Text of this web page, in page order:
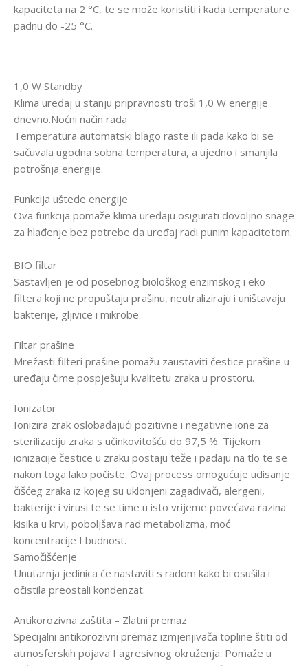
kapaciteta na 2 °C, te se može koristiti i kada temperature
padnu do -25 °C.
1,0 W Standby
Klima uređaj u stanju pripravnosti troši 1,0 W energije
dnevno.Noćni način rada
Temperatura automatski blago raste ili pada kako bi se
sačuvala ugodna sobna temperatura, a ujedno i smanjila
potrošnja energije.
Funkcija uštede energije
Ova funkcija pomaže klima uređaju osigurati dovoljno snage
za hlađenje bez potrebe da uređaj radi punim kapacitetom.
BIO filtar
Sastavljen je od posebnog biološkog enzimskog i eko
filtera koji ne propuštaju prašinu, neutraliziraju i uništavaju
bakterije, gljivice i mikrobe.
Filtar prašine
Mrežasti filteri prašine pomažu zaustaviti čestice prašine u
uređaju čime pospješuju kvalitetu zraka u prostoru.
Ionizator
Ionizira zrak oslobađajući pozitivne i negativne ione za
sterilizaciju zraka s učinkovitošću do 97,5 %. Tijekom
ionizacije čestice u zraku postaju teže i padaju na tlo te se
nakon toga lako počiste. Ovaj process omogućuje udisanje
čišćeg zraka iz kojeg su uklonjeni zagađivači, alergeni,
bakterije i virusi te se time u isto vrijeme povećava razina
kisika u krvi, poboljšava rad metabolizma, moć
koncentracije I budnost.
Samočišćenje
Unutarnja jedinica će nastaviti s radom kako bi osušila i
očistila preostali kondenzat.
Antikorozivna zaštita – Zlatni premaz
Specijalni antikorozivni premaz izmjenjivača topline štiti od
atmosferskih pojava I agresivnog okruženja. Pomaže u